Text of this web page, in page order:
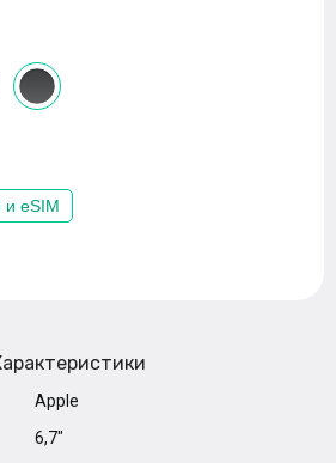
и eSIM
Apple
6,7"